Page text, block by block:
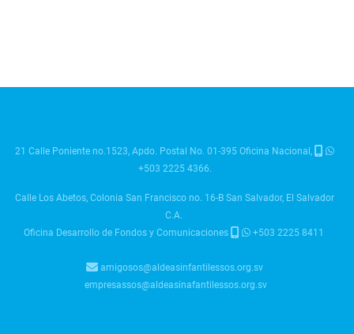
21 Calle Poniente no.1523, Apdo. Postal No. 01-395 Oficina Nacional,
+503 2225 4366.
Calle Los Abetos, Colonia San Francisco no. 16-B San Salvador, El Salvador
C.A.
Oficina Desarrollo de Fondos y Comunicaciones
+503 2225 8411
amigosos@aldeasinfantilessos.org.sv
empresassos@aldeasinafantilessos.org.sv